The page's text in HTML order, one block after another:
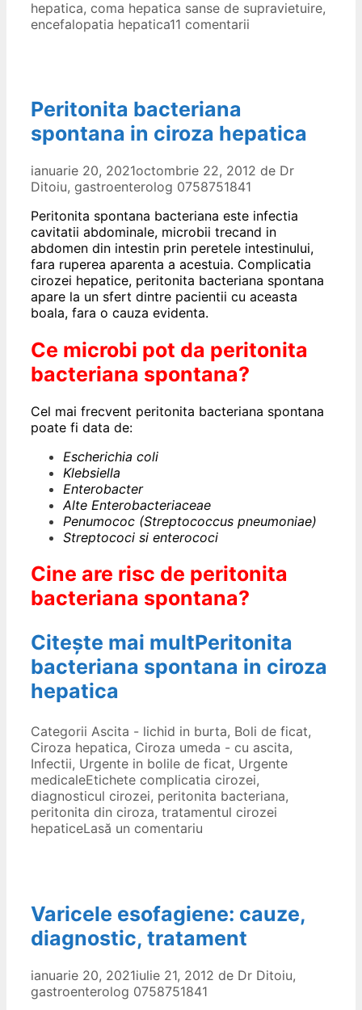
hepatica, coma hepatica sanse de supravietuire,
encefalopatia hepatica11 comentarii
Peritonita bacteriana
spontana in ciroza hepatica
ianuarie 20, 2021octombrie 22, 2012 de Dr
Ditoiu, gastroenterolog 0758751841
Peritonita spontana bacteriana este infectia
cavitatii abdominale, microbii trecand in
abdomen din intestin prin peretele intestinului,
fara ruperea aparenta a acestuia. Complicatia
cirozei hepatice, peritonita bacteriana spontana
apare la un sfert dintre pacientii cu aceasta
boala, fara o cauza evidenta.
Ce microbi pot da peritonita
bacteriana spontana?
Cel mai frecvent peritonita bacteriana spontana
poate fi data de:
Escherichia coli
Klebsiella
Enterobacter
Alte Enterobacteriaceae
Penumococ (Streptococcus pneumoniae)
Streptococi si enterococi
Cine are risc de peritonita
bacteriana spontana?
Citește mai multPeritonita
bacteriana spontana in ciroza
hepatica
Categorii Ascita - lichid in burta, Boli de ficat,
Ciroza hepatica, Ciroza umeda - cu ascita,
Infectii, Urgente in bolile de ficat, Urgente
medicaleEtichete complicatia cirozei,
diagnosticul cirozei, peritonita bacteriana,
peritonita din ciroza, tratamentul cirozei
hepaticeLasă un comentariu
Varicele esofagiene: cauze,
diagnostic, tratament
ianuarie 20, 2021iulie 21, 2012 de Dr Ditoiu,
gastroenterolog 0758751841